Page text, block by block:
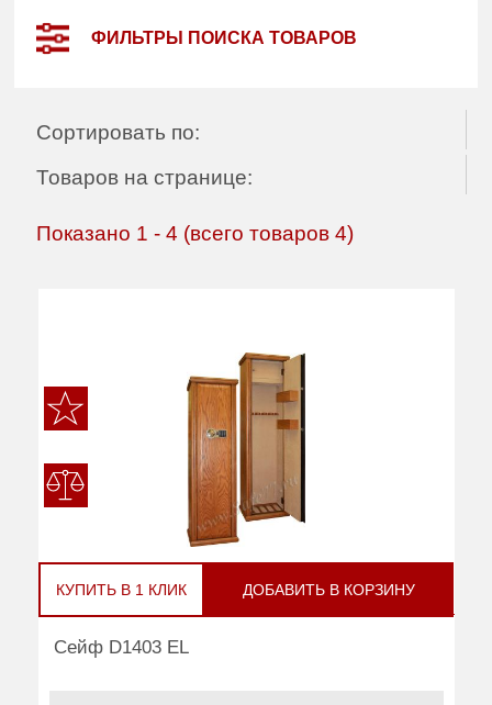
ФИЛЬТРЫ ПОИСКА ТОВАРОВ
Сортировать по:
Товаров на странице:
Показано 1 -4 (всего товаров 4)
КУПИТЬ В 1 КЛИК ДОБАВИТЬ В КОРЗИНУ
Сейф D1403 EL